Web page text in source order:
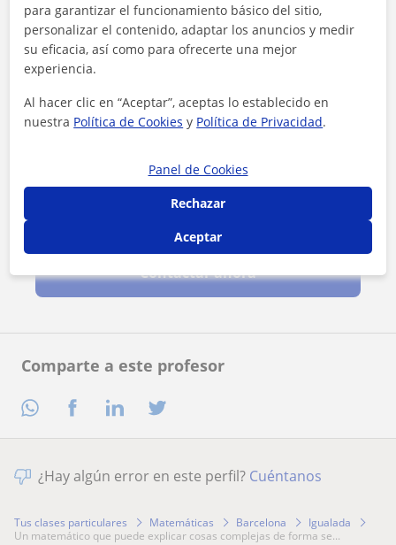
Comparte a este profesor
Contactar ahora
¿Hay algún error en este perfil? Cuéntanos
Tus clases particulares Matemáticas Barcelona
Igualada
un matemático que puede explicar cosas complejas de forma se...
para garantizar el funcionamiento básico del sitio,
personalizar el contenido, adaptar los anuncios y medir
su eficacia, así como para ofrecerte una mejor
experiencia.
Al hacer clic en “Aceptar”, aceptas lo establecido en
nuestra Política de Cookies y Política de Privacidad.
Panel de Cookies
Rechazar
Aceptar